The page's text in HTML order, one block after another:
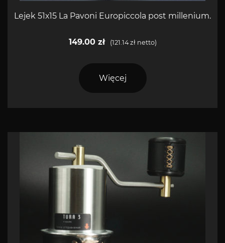
Lejek 51х15 La Pavoni Europiccola post millenium.
149.00 zł (121.14złnetto)
Więcej